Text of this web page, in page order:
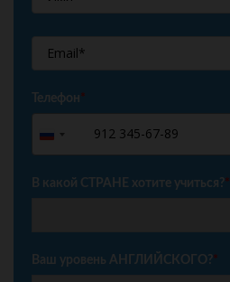
Телефон*
Russia
+7
В какой СТРАНЕ хотите учиться?*
Ваш уровень АНГЛИЙСКОГО?*